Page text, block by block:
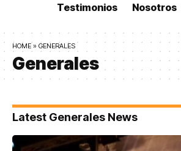
Testimonios Nosotros
HOME » GENERALES
Generales
Latest Generales News